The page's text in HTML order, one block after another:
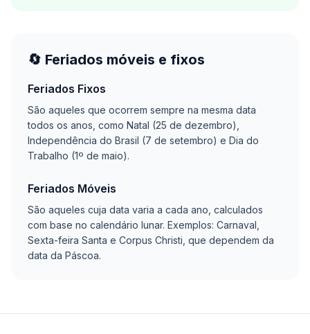
🔄 Feriados móveis e fixos
Feriados Fixos
São aqueles que ocorrem sempre na mesma data
todos os anos, como Natal (25 de dezembro),
Independência do Brasil (7 de setembro) e Dia do
Trabalho (1º de maio).
Feriados Móveis
São aqueles cuja data varia a cada ano, calculados
com base no calendário lunar. Exemplos: Carnaval,
Sexta-feira Santa e Corpus Christi, que dependem da
data da Páscoa.